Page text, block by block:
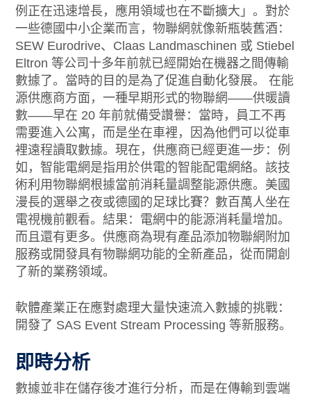
例正在迅速增長，應用領域也在不斷擴大」。對於
一些德國中小企業而言，物聯網就像新瓶裝舊酒：
SEW Eurodrive、Claas Landmaschinen 或 Stiebel
Eltron 等公司十多年前就已經開始在機器之間傳輸
數據了。當時的目的是為了促進自動化發展。 在能
源供應商方面，一種早期形式的物聯網——供暖讀
數——早在 20 年前就備受讚譽：當時，員工不再
需要進入公寓，而是坐在車裡，因為他們可以從車
裡遠程讀取數據。現在，供應商已經更進一步：例
如，智能電網是指用於供電的智能配電網絡。該技
術利用物聯網根據當前消耗量調整能源供應。美國
漫長的選舉之夜或德國的足球比賽？數百萬人坐在
電視機前觀看。結果：電網中的能源消耗量增加。
而且還有更多。供應商為現有產品添加物聯網附加
服務或開發具有物聯網功能的全新產品，從而開創
了新的業務領域。
軟體產業正在應對處理大量快速流入數據的挑戰：
開發了 SAS Event Stream Processing 等新服務。
即時分析
數據並非在儲存後才進行分析，而是在傳輸到雲端